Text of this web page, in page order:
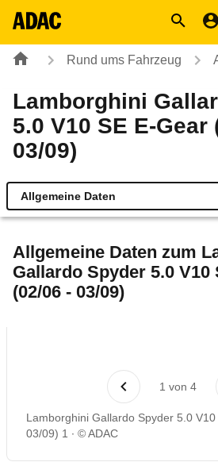
Rund ums Fahrzeug
Lamborghini
5.0 V10 SE E-Gear
03/09)
Allgemeine Daten
Technische Daten
Allgemeine Daten zum
Gallardo Spyder 5.0 V10
(02/06 - 03/09)
1 von 4
Lamborghini Gallardo Spyder 5.0
03/09) 1
© ADAC